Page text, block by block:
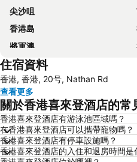
尖沙咀
香港島
將軍澳
Mong Kok Metro Station
南山區
元朗
天水圍
海洋公園
黃金海岸
住宿資料
香港, 香港, 20号, Nathan Rd
查看更多
關於香港喜來登酒店的常
香港喜來登酒店有游泳池區域嗎？
在香港喜來登酒店可以攜帶寵物嗎？
香港喜來登酒店有停車設施嗎？
香港喜來登酒店的入住和退房時間是